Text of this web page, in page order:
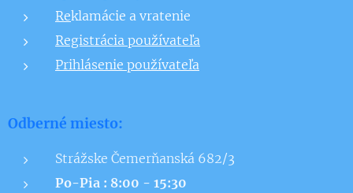
Reklamácie a vratenie
Registrácia používateľa
Prihlásenie používateľa
Odberné miesto:
Strážske Čemerňanská 682/3
Po-Pia : 8:00 - 15:30